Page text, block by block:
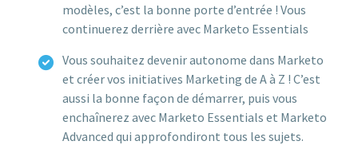
modèles, c’est la bonne porte d’entrée ! Vous
continuerez derrière avec Marketo Essentials
Vous souhaitez devenir autonome dans Marketo
et créer vos initiatives Marketing de A à Z ! C’est
aussi la bonne façon de démarrer, puis vous
enchaînerez avec Marketo Essentials et Marketo
Advanced qui approfondiront tous les sujets.